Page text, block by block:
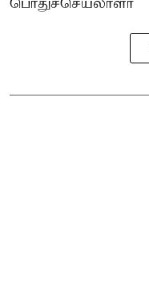
பொதுச்செயலாளர்